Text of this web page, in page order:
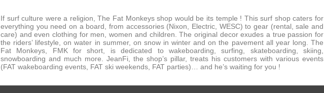
If surf culture were a religion, The Fat Monkeys shop would be its temple ! This surf shop caters for
everything you need on a board, from accessories (Nixon, Electric, WESC) to gear (rental, sale and
care) and even clothing for men, women and children. The original decor exudes a true passion for
the riders’ lifestyle, on water in summer, on snow in winter and on the pavement all year long. The
Fat Monkeys, FMK for short, is dedicated to wakeboarding, surfing, skateboarding, skiing,
snowboarding and much more. JeanFi, the shop’s pillar, treats his customers with various events
(FAT wakeboarding events, FAT ski weekends, FAT parties)… and he’s waiting for you !